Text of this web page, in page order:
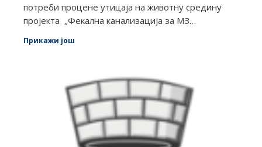
потреби процене утицаја на животну средину
пројекта „Фекална канализација за МЗ…
Прикажи још